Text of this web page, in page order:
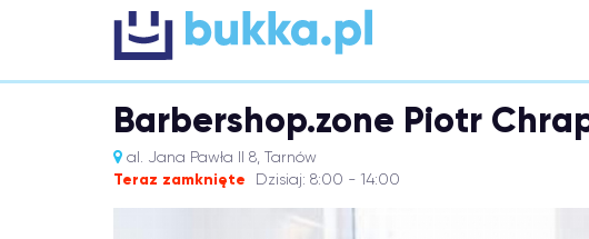
Barbershop.zone Piotr
al. Jana Pawła II 8, Tarnów
Teraz zamknięte Dzisiaj: 8:00 - 14:00